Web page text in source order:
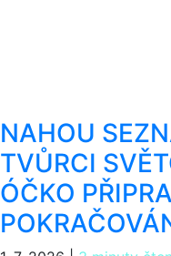
NAHOU
TVŮRCI
ÓČKO